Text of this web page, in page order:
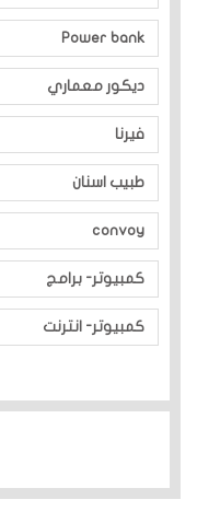
Power bank
ديكور معماري
فيرنا
طبيب اسنان
convoy
كمبيوتر- برامج
كمبيوتر- انترنت